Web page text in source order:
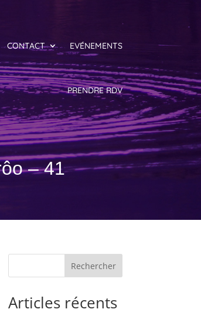
CONTACT EVÉNEMENTS
PRENDRE RDV
– 41
Rechercher
Articles récents